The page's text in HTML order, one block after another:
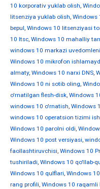
10 korporativ yuklab olish,
litsenziya yuklab olish, Windows
bepul, Windows 10 litsenziyasi
10 ltsc, Windows 10 mahalliy
windows 10 markazi
Windows 10 mikrofon
almaty, Windows 10 narxi DNS,
Windows 10 ni sotib oling,
o'rnatilgan flesh-disk, Windows
windows 10 o'rnatish, Windows
windows 10 operatsion tizimi
Windows 10 parolni oldi,
Windows 10 post versiyasi,
faollashtiruvchisi, Windows 10
tushiriladi, Windows 10 qo'llab-
Windows 10 qulflari, Windows
rang profili, Windows 10 raqamli